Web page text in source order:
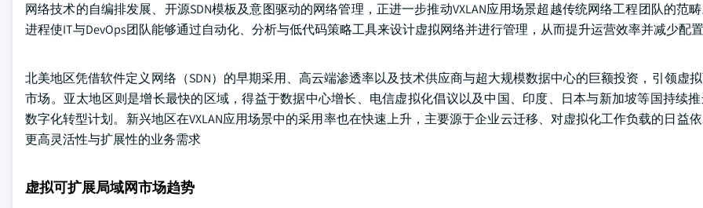
网络技术的自编排发展、开源SDN模板及意图驱动的网络管理，正进一步推动VXLAN应用场景超越传统网络工程团队的范
进程使IT与DevOps团队能够通过自动化、分析与低代码策略工具来设计虚拟网络并进行管理，从而提升运营效率并减少配
北美地区凭借软件定义网络（SDN）的早期采用、高云端渗透率以及技术供应商与超大规模数据中心的巨额投资，引领虚
市场。亚太地区则是增长最快的区域，得益于数据中心增长、电信虚拟化倡议以及中国、印度、日本与新加坡等国持续
数字化转型计划。新兴地区在VXLAN应用场景中的采用率也在快速上升，主要源于企业云迁移、对虚拟化工作负载的日益
更高灵活性与扩展性的业务需求
虚拟可扩展局域网市场趋势